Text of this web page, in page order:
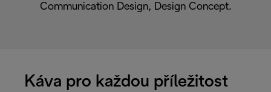
Communication Design, Design Concept.
Káva pro každou příležitost